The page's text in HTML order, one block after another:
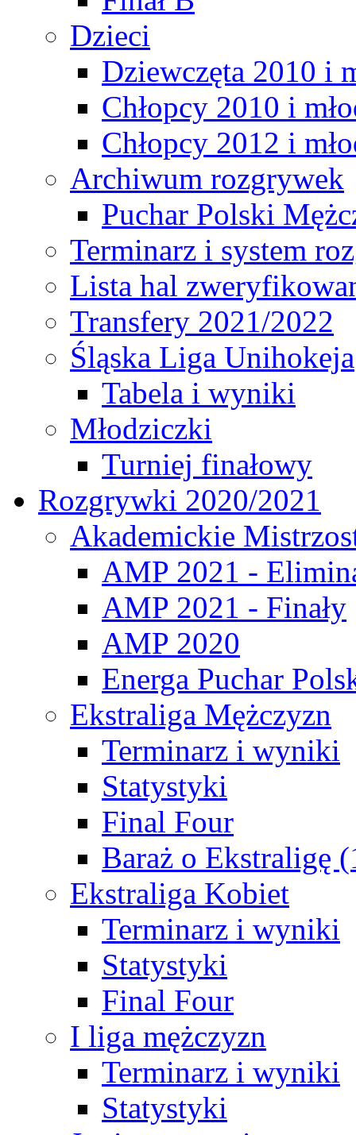
Dzieci
Dziewczęta 2010 i
Chłopcy 2010 i
Chłopcy 2012 i
Archiwum rozgrywek
Puchar Polski
Terminarz i system
Lista hal
Transfery 2021/2022
Śląska Liga Unihokeja
Tabela i wyniki
Młodziczki
Turniej finałowy
Rozgrywki 2020/2021
Akademickie
AMP 2021 -
AMP 2021 - Finały
AMP 2020
Energa Puchar
Ekstraliga Mężczyzn
Terminarz i wyniki
Statystyki
Final Four
Baraż o Ekstraligę
Ekstraliga Kobiet
Terminarz i wyniki
Statystyki
Final Four
I liga mężczyzn
Terminarz i wyniki
Statystyki